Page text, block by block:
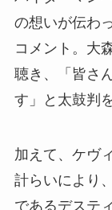
の想いが伝わ
コメント。大
聴き、「皆さ
す」と太鼓判
加えて、ケヴ
計らいにより
であるデステ